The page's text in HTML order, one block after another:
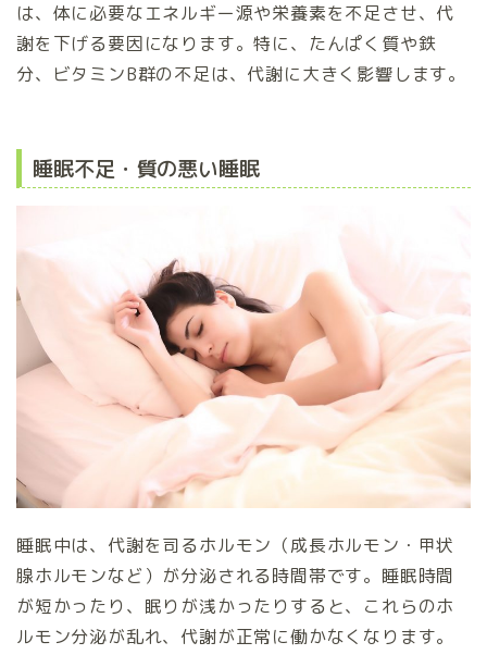
は、体に必要なエネルギー源や栄養素を不足させ、代
謝を下げる要因になります。特に、たんぱく質や鉄
分、ビタミンB群の不足は、代謝に大きく影響します。
睡眠不足・質の悪い睡眠
睡眠中は、代謝を司るホルモン（成長ホルモン・甲状
腺ホルモンなど）が分泌される時間帯です。睡眠時間
が短かったり、眠りが浅かったりすると、これらのホ
ルモン分泌が乱れ、代謝が正常に働かなくなります。